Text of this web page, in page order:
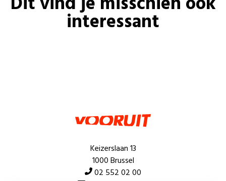
interessant
Keizerslaan 13
1000 Brussel
02 552 02 00